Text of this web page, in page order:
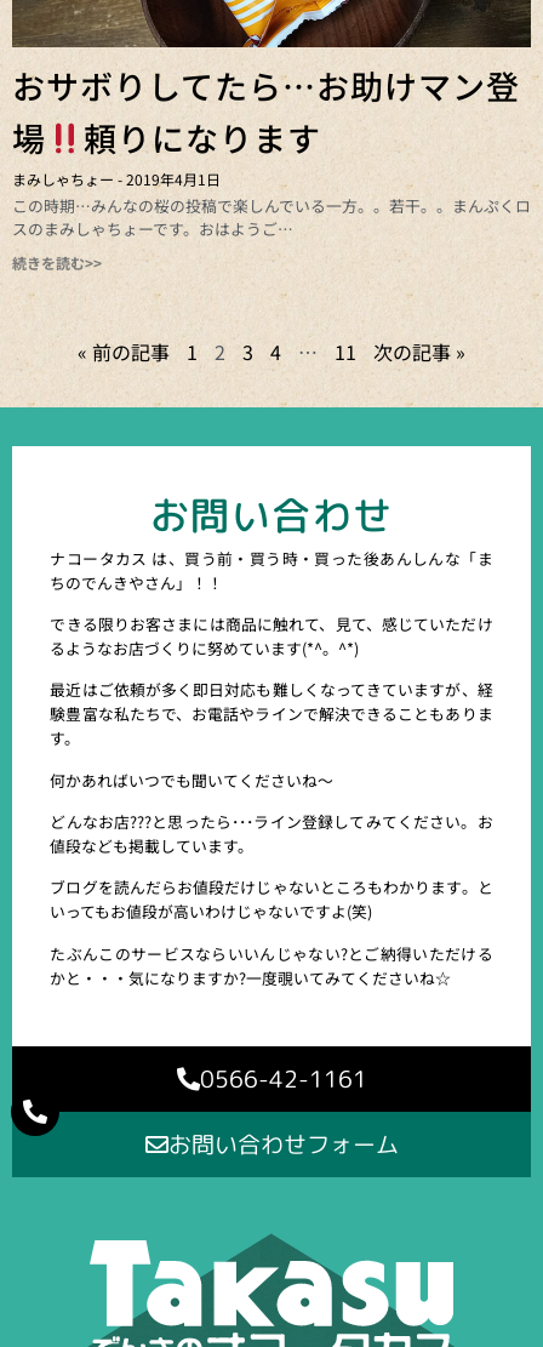
おサボりしてたら…お助けマン登
場
頼りになります
まみしゃちょー 2019年4月1日
この時期…みんなの桜の投稿で楽しんでいる一方。。若干。。まんぷくロ
スのまみしゃちょーです。おはようご
続きを読む>>
« 前の記事 1 2 3 4 … 11 次の記事 »
お問い合わせ
ナコータカス は、買う前・買う時・買った後あんしんな「ま
ちのでんきやさん」！！
できる限りお客さまには商品に触れて、見て、感じていただけ
るようなお店づくりに努めています(*^。^*)
最近はご依頼が多く即日対応も難しくなってきていますが、経
験豊富な私たちで、お電話やラインで解決できることもありま
す。
何かあればいつでも聞いてくださいね～
どんなお店???と思ったら･･･ライン登録してみてください。お
値段なども掲載しています。
ブログを読んだらお値段だけじゃないところもわかります。と
いってもお値段が高いわけじゃないですよ(笑)
たぶんこのサービスならいいんじゃない?とご納得いただける
かと・・・気になりますか?一度覗いてみてくださいね☆
0566-42-1161
お問い合わせフォーム